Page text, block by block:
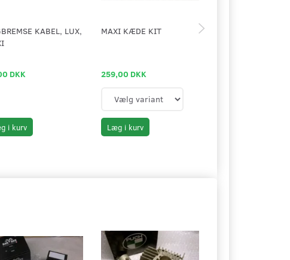
KABEL, LUX,
DKK
i kurv
MAXI KÆDE KIT
259,00 DKK
Læg i kurv